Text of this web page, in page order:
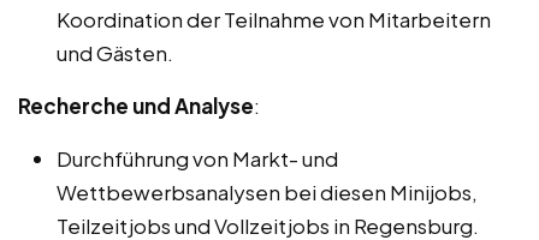
Koordination der Teilnahme von Mitarbeitern
und Gästen.
Recherche und Analyse:
Durchführung von Markt- und
Wettbewerbsanalysen bei diesen Minijobs,
Teilzeitjobs und Vollzeitjobs in Regensburg.